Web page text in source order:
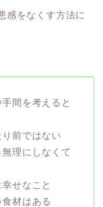
感をなくす方法に
間を考えると
り前ではない
理にしなくて
せなこと
材はある